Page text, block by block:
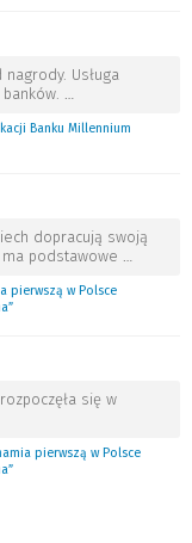
nagrody. Usługa
…
Banku Millennium
dopracują swoją
podstawowe …
pierwszą w Polsce
się w
pierwszą w Polsce